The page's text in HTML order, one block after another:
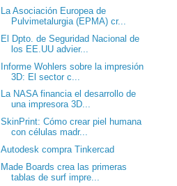
La Asociación Europea de
Pulvimetalurgia (EPMA) cr...
El Dpto. de Seguridad Nacional de
los EE.UU advier...
Informe Wohlers sobre la impresión
3D: El sector c...
La NASA financia el desarrollo de
una impresora 3D...
SkinPrint: Cómo crear piel humana
con células madr...
Autodesk compra Tinkercad
Made Boards crea las primeras
tablas de surf impre...